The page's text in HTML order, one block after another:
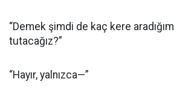
“Demek şimdi de kaç kere
tutacağız?”
“Hayır, yalnızca—”